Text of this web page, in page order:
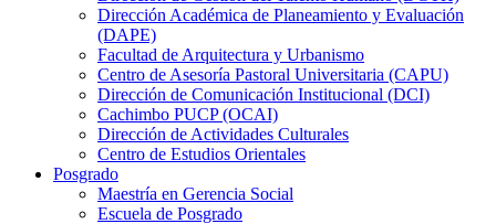
Dirección Académica de Planeamiento y Evaluación
(DAPE)
Facultad de Arquitectura y Urbanismo
Centro de Asesoría Pastoral Universitaria (CAPU)
Dirección de Comunicación Institucional (DCI)
Cachimbo PUCP (OCAI)
Dirección de Actividades Culturales
Centro de Estudios Orientales
Posgrado
Maestría en Gerencia Social
Escuela de Posgrado